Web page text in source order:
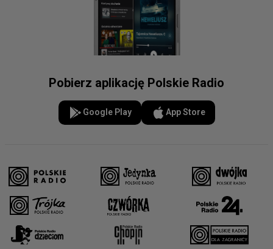
Pobierz aplikację Polskie Radio
Google Play App Store